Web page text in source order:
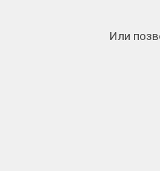
Или